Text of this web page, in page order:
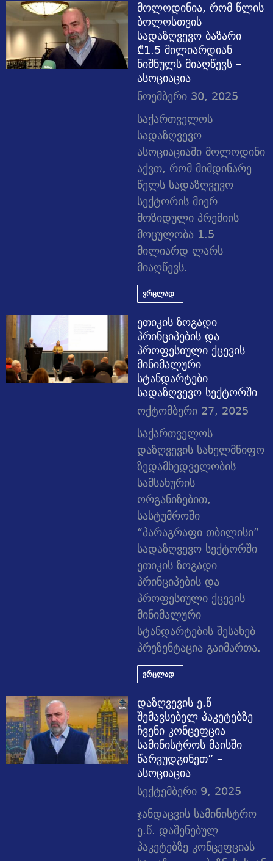
მოლოდინია, რომ წლის
ბოლოსთვის
სადაზღვევო ბაზარი
₾1.5 მილიარდიან
ნიშნულს მიაღწევს –
ასოციაცია
ნოემბერი 30, 2025
საქართველოს
სადაზღვევო
ასოციაციაში მოლოდინი
აქვთ, რომ მიმდინარე
წელს სადაზღვევო
სექტორის მიერ
მოზიდული პრემიის
მოცულობა 1.5
მილიარდ ლარს
მიაღწევს.
ვრცლად
ეთიკის ზოგადი
პრინციპების და
პროფესიული ქცევის
მინიმალური
სტანდარტები
სადაზღვევო სექტორში
ოქტომბერი 27, 2025
საქართველოს
დაზღვევის სახელმწიფო
ზედამხედველობის
სამსახურის
ორგანიზებით,
სასტუმროში
“პარაგრაფი თბილისი”
სადაზღვევო სექტორში
ეთიკის ზოგადი
პრინციპების და
პროფესიული ქცევის
მინიმალური
სტანდარტების შესახებ
პრეზენტაცია გაიმართა.
ვრცლად
დაზღვევის ე.წ
შემავსებელ პაკეტებზე
ჩვენი კონცეფცია
სამინისტროს მაისში
წარვუდგინეთ” –
ასოციაცია
სექტემბერი 9, 2025
ჯანდაცვის სამინისტრო
ე.წ. დაშენებულ
პაკეტებზე კონცეფციას